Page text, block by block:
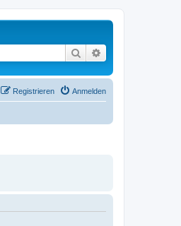
Suche
Anmelden
Registrieren